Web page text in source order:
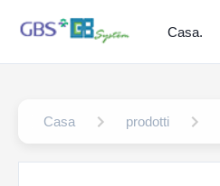
Casa.
Casa prodotti